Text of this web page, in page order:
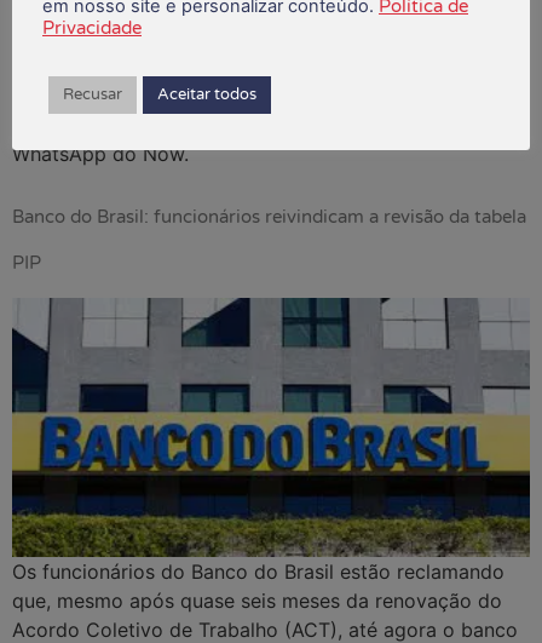
em nove cidades. No Rio, o evento ocorrerá no Aterro
do Flamengo. Mais informações sobre todas as ações
funcionários que quiserem participar dos aulões em
WhatsApp do Now.
Banco do Brasil: funcionários reivindicam a revisão da tabela
PIP
Os funcionários do Banco do Brasil estão reclamando
que, mesmo após quase seis meses da renovação do
Acordo Coletivo de Trabalho (ACT), até agora o banco
em nosso site e personalizar conteúdo. Política de
Privacidade
Recusar Aceitar todos